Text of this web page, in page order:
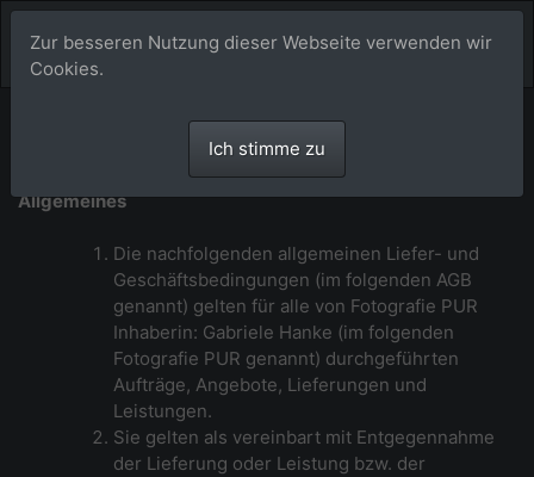
Allgemeine Geschäftsbedingungen von
Allgemeines
Die nachfolgenden allgemeinen Liefer- und
Geschäftsbedingungen (im folgenden AGB
genannt) gelten für alle von Fotografie PUR
Inhaberin: Gabriele Hanke (im folgenden
Fotografie PUR genannt) durchgeführten
Aufträge, Angebote, Lieferungen und
Leistungen.
Sie gelten als vereinbart mit Entgegennahme
der Lieferung oder Leistung bzw. der
Zur besseren Nutzung dieser Webseite verwenden wir
Cookies.
Ich stimme zu